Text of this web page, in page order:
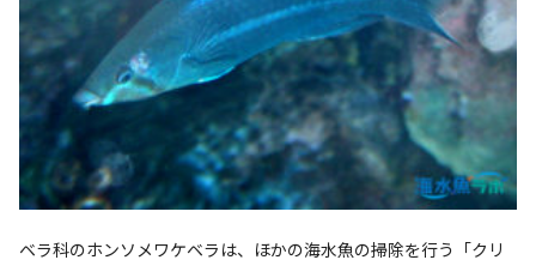
ベラ科のホンソメワケベラは、ほかの海水魚の掃除を行う「クリ